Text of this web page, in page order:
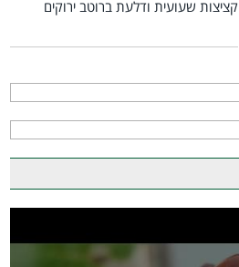
קציצות שעועית ודלעת ברוטב ירוקים